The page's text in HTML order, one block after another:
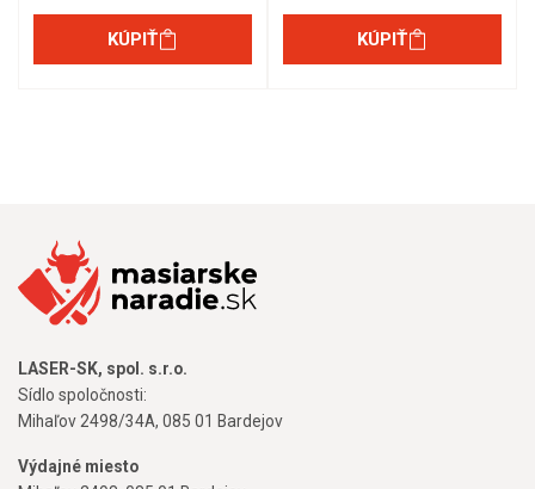
KÚPIŤ KÚPIŤ
LASER-SK, spol. s.r.o.
Sídlo spoločnosti:
Mihaľov 2498/34A, 085 01 Bardejov
Výdajné miesto